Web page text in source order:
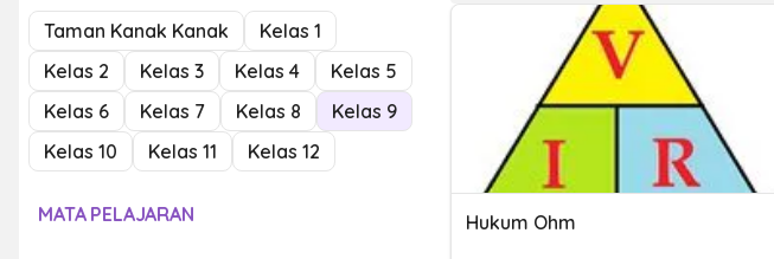
Taman Kanak Kanak
Kelas 1
Kelas 2
Kelas 3 Kelas 4
Kelas 5
Kelas 6
Kelas 7 Kelas 8
Kelas 9
Kelas 10
Kelas 11 Kelas 12
MATA PELAJARAN Hukum Ohm